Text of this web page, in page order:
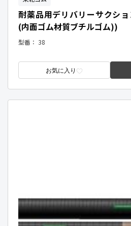
耐薬品用デリバリーサクシ
(内面ゴム材質ブチルゴム))
型番： 38
お気に入り